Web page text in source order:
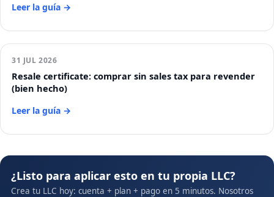
Leer la guía →
31 JUL 2026
Resale certificate: comprar sin sales tax para revender
(bien hecho)
Leer la guía →
¿Listo para aplicar esto en tu propia LLC?
Crea tu LLC hoy: cuenta + plan + pago en 5 minutos. Nosotros